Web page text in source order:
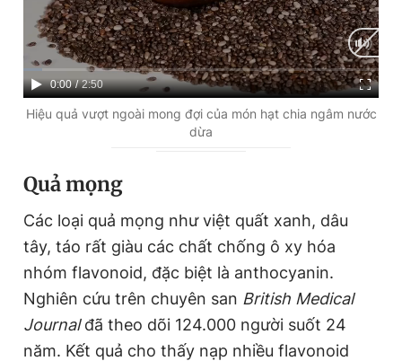
C
u
e
n
T
i
m
e
0:00 / D
u
t
i
o
n
2:50
Hiệu quả vượt ngoài mong đợi của món hạt chia ngâm nước
dừa
Quả mọng
Các loại quả mọng như việt quất xanh, dâu
tây, táo rất giàu các chất chống ô xy hóa
nhóm flavonoid, đặc biệt là anthocyanin.
Nghiên cứu trên chuyên san British Medical
Journalđã theo dõi 124.000 người suốt 24
năm. Kết quả cho thấy nạp nhiều flavonoid